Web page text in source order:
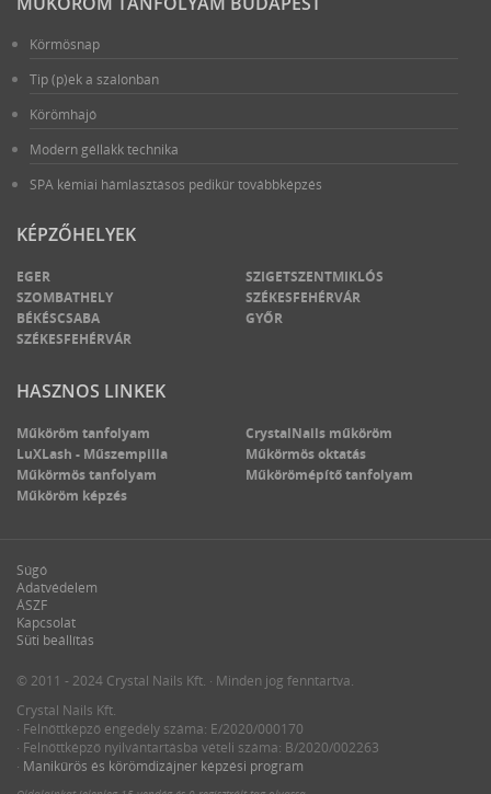
Körmösnap
Tip (p)ek a szalonban
Körömhajó
Modern géllakk technika
SPA kémiai hámlasztásos pedikűr továbbképzés
KÉPZŐHELYEK
EGER
SZIGETSZENTMIKLÓS
SZOMBATHELY
SZÉKESFEHÉRVÁR
BÉKÉSCSABA
GYŐR
SZÉKESFEHÉRVÁR
HASZNOS LINKEK
Műköröm tanfolyam
CrystalNails műköröm
LuXLash - Műszempilla
Műkörmös oktatás
Műkörmös tanfolyam
Műkörömépítő tanfolyam
Műköröm képzés
Súgó
Adatvédelem
ÁSZF
Kapcsolat
Süti beállítás
© 2011 - 2024 Crystal Nails Kft. · Minden jog fenntartva.
Crystal Nails Kft.
· Felnőttképző engedély száma: E/2020/000170
· Felnőttképző nyilvántartásba vételi száma: B/2020/002263
· Manikűrös és körömdizájner képzési program